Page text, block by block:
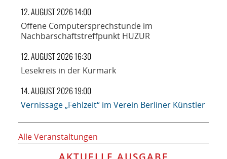
12. AUGUST 2026 14:00
Offene Computersprechstunde im
Nachbarschaftstreffpunkt HUZUR
12. AUGUST 2026 16:30
Lesekreis in der Kurmark
14. AUGUST 2026 19:00
Vernissage „Fehlzeit“ im Verein Berliner Künstler
Alle Veranstaltungen